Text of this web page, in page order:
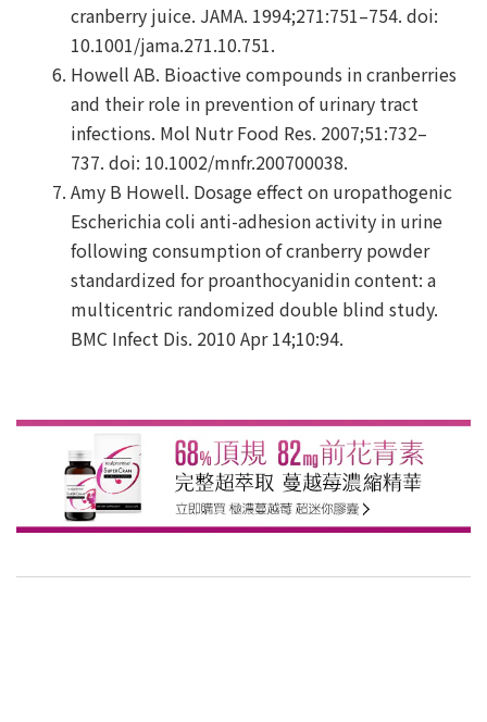
cranberry juice. JAMA. 1994;271:751–754. doi:
10.1001/jama.271.10.751.
Howell AB. Bioactive compounds in cranberries
and their role in prevention of urinary tract
infections. Mol Nutr Food Res. 2007;51:732–
737. doi: 10.1002/mnfr.200700038.
Amy B Howell. Dosage effect on uropathogenic
Escherichia coli anti-adhesion activity in urine
following consumption of cranberry powder
standardized for proanthocyanidin content: a
multicentric randomized double blind study.
BMC Infect Dis. 2010 Apr 14;10:94.